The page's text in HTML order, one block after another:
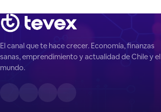
El canal que te hace crecer. Economía, finanzas
sanas, emprendimiento y actualidad de Chile y el
mundo.